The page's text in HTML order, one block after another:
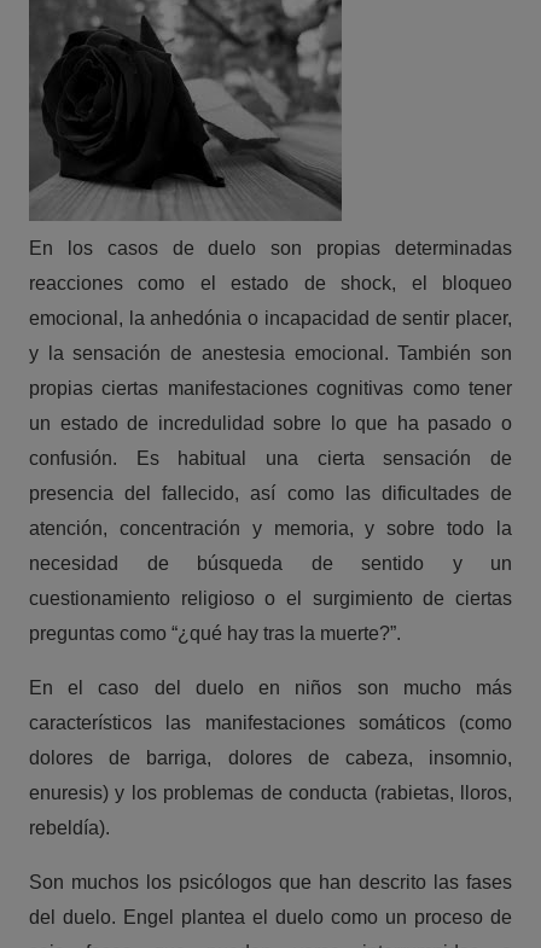
En los casos de duelo son propias determinadas
reacciones como el estado de shock, el bloqueo
emocional, la anhedónia o incapacidad de sentir placer,
y la sensación de anestesia emocional. También son
propias ciertas manifestaciones cognitivas como tener
un estado de incredulidad sobre lo que ha pasado o
confusión. Es habitual una cierta sensación de
presencia del fallecido, así como las dificultades de
atención, concentración y memoria, y sobre todo la
necesidad de búsqueda de sentido y un
cuestionamiento religioso o el surgimiento de ciertas
preguntas como “¿qué hay tras la muerte?”.
En el caso del duelo en niños son mucho más
característicos las manifestaciones somáticos (como
dolores de barriga, dolores de cabeza, insomnio,
enuresis) y los problemas de conducta (rabietas, lloros,
rebeldía).
Son muchos los psicólogos que han descrito las fases
del duelo. Engel plantea el duelo como un proceso de